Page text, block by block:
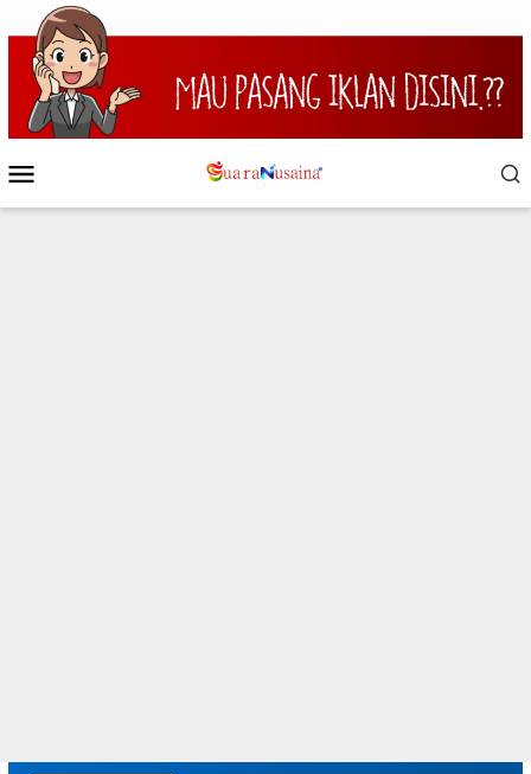
Loncat
ke
konten
Mobile